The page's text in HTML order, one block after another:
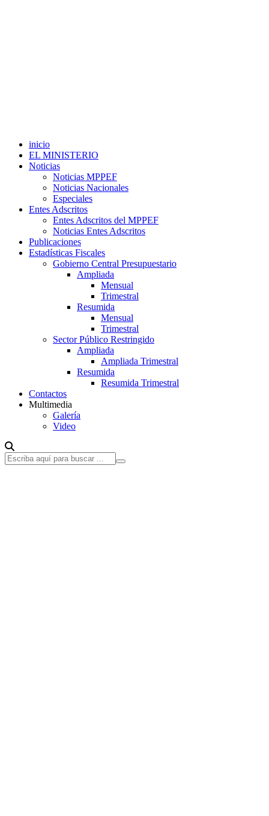
inicio
EL MINISTERIO
Noticias
Noticias MPPEF
Noticias Nacionales
Especiales
Entes Adscritos
Entes Adscritos del MPPEF
Noticias Entes Adscritos
Publicaciones
Estadísticas Fiscales
Gobierno Central Presupuestario
Ampliada
Mensual
Trimestral
Resumida
Mensual
Trimestral
Sector Público Restringido
Ampliada
Ampliada Trimestral
Resumida
Resumida Trimestral
Contactos
Multimedia
Galería
Video